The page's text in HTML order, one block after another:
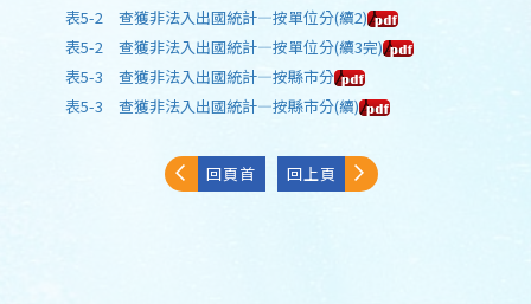
表5-2 查獲非法入出國統計—按單位分(續2)
表5-2 查獲非法入出國統計—按單位分(續3完)
表5-3 查獲非法入出國統計—按縣市分
表5-3 查獲非法入出國統計—按縣市分(續)
回頁首 回上頁